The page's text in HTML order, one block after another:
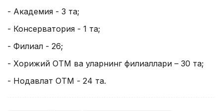
- Академия - 3 та;
- Консерватория - 1 та;
- Филиал - 26;
- Хорижий ОТМ ва уларнинг филиаллари – 30 та;
- Нодавлат ОТМ - 24 та.